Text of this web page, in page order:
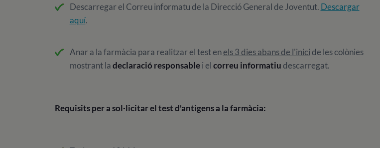
Descarregar el Correu informatu de la Direcció General de Joventut. Descargar
aquí.
Anar a la farmàcia para realitzar el test enels 3 dies abans de l'inicide les colònies
mostrant ladeclaració responsablei elcorreu informatiudescarregat.
Requisits per a sol·licitar el test d'antigens a la farmàcia: